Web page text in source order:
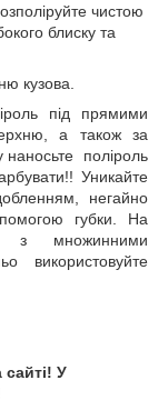
чистою
блиску та
кузова.
під прямими
а також за
поліроль
Уникайте
негайно
губки. На
з множинними
використовуйте
сайті! У